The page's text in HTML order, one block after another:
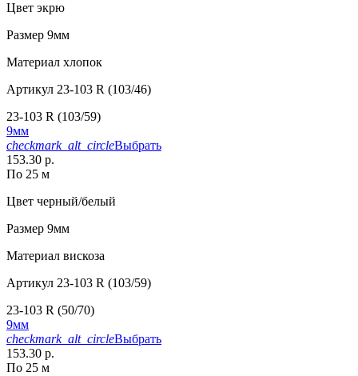
Цвет экрю
Размер 9мм
Материал хлопок
Артикул 23-103 R (103/46)
23-103 R (103/59)
9мм
checkmark_alt_circleВыбрать
153.30 р.
По 25 м
Цвет черный/белый
Размер 9мм
Материал вискоза
Артикул 23-103 R (103/59)
23-103 R (50/70)
9мм
checkmark_alt_circleВыбрать
153.30 р.
По 25 м